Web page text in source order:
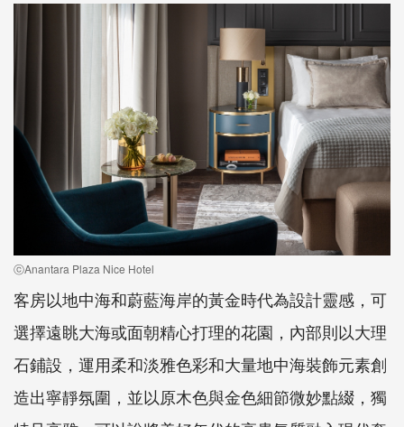
ⓒAnantara Plaza Nice Hotel
客房以地中海和蔚藍海岸的黃金時代為設計靈感，可
選擇遠眺大海或面朝精心打理的花園，內部則以大理
石鋪設，運用柔和淡雅色彩和大量地中海裝飾元素創
造出寧靜氛圍，並以原木色與金色細節微妙點綴，獨